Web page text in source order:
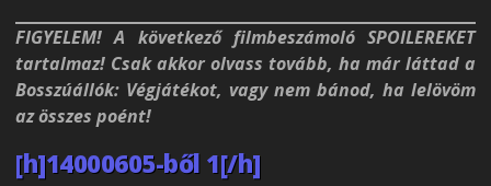
FIGYELEM! A következő filmbeszámoló SPOILEREKET
tartalmaz! Csak akkor olvass tovább, ha már láttad a
Bosszúállók: Végjátékot, vagy nem bánod, ha lelövöm
az összes poént!
[h]14000605-ből 1[/h]